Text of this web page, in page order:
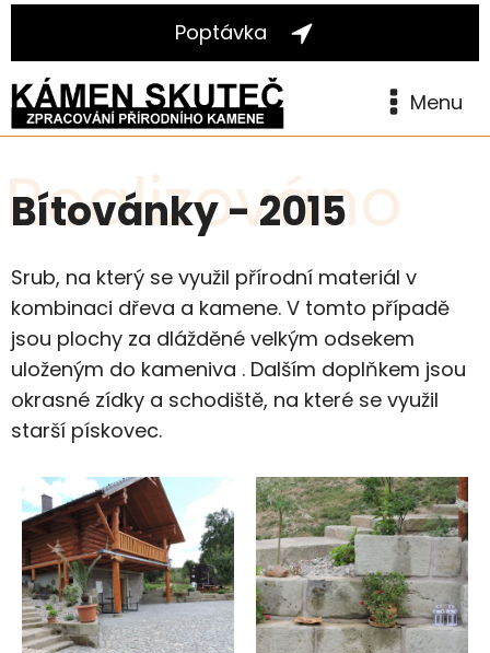
Poptávka
Menu
Realizováno
Bítovánky - 2015
Srub, na který se využil přírodní materiál v
kombinaci dřeva a kamene. V tomto případě
jsou plochy za dlážděné velkým odsekem
uloženým do kameniva . Dalším doplňkem jsou
okrasné zídky a schodiště, na které se využil
starší pískovec.